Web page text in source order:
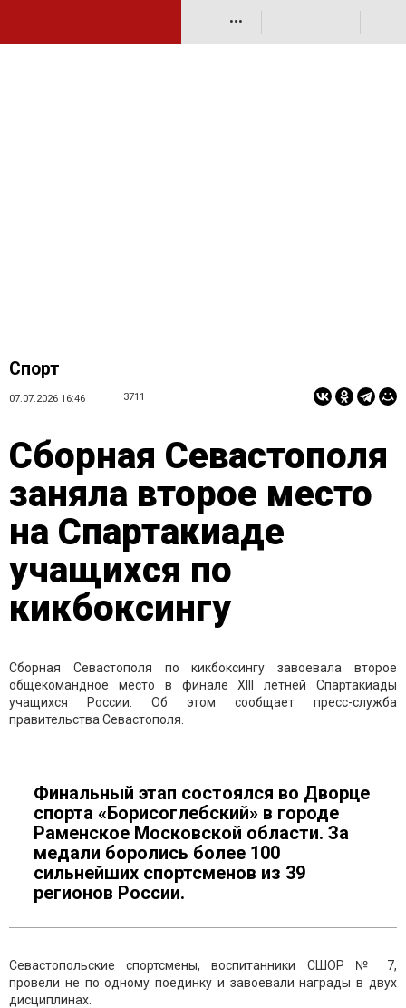
•••
Спорт
07.07.2026 16:46 3711
Сборная Севастополя
заняла второе место
на Спартакиаде
учащихся по
кикбоксингу
Сборная Севастополя по кикбоксингу завоевала второе
общекомандное место в финале XIII летней Спартакиады
учащихся России. Об этом сообщает пресс-служба
правительства Севастополя.
Финальный этап состоялся во Дворце
спорта «Борисоглебский» в городе
Раменское Московской области. За
медали боролись более 100
сильнейших спортсменов из 39
регионов России.
Севастопольские спортсмены, воспитанники СШОР № 7,
провели не по одному поединку и завоевали награды в двух
дисциплинах.